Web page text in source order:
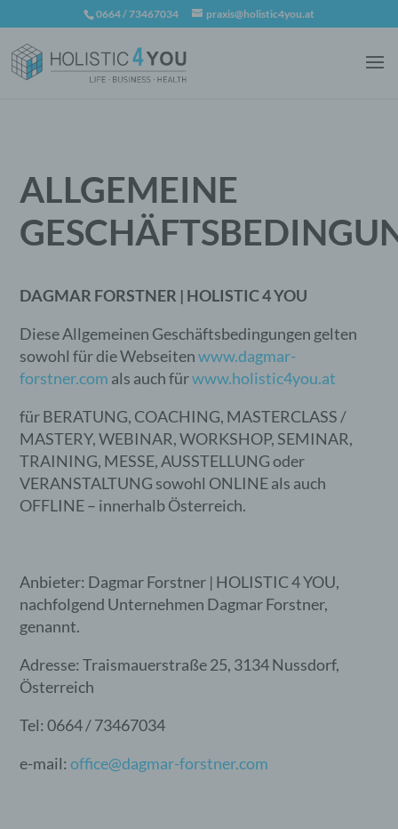
0664 / 73467034 praxis@holistic4you.at
ALLGEMEINE
DAGMAR FORSTNER | HOLISTIC 4 YOU
Diese Allgemeinen Geschäftsbedingungen gelten
sowohl für die Webseitenwww.dagmar-
forstner.com als auch fürwww.holistic4you.at
für BERATUNG, COACHING, MASTERCLASS /
MASTERY, WEBINAR, WORKSHOP, SEMINAR,
TRAINING, MESSE, AUSSTELLUNG oder
VERANSTALTUNG sowohl ONLINE als auch
OFFLINE – innerhalb Österreich.
Anbieter: Dagmar Forstner | HOLISTIC 4 YOU,
nachfolgend Unternehmen Dagmar Forstner,
genannt.
Adresse: Traismauerstraße 25, 3134 Nussdorf,
Österreich
Tel: 0664 / 73467034
e-mail:office@dagmar-forstner.com